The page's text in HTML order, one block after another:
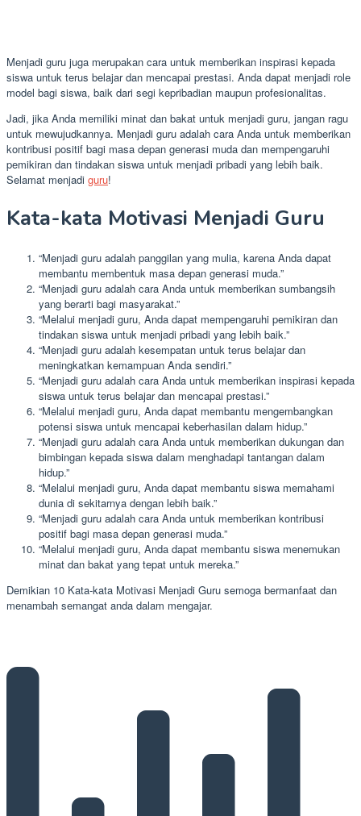
Menjadi guru juga merupakan cara untuk memberikan inspirasi kepada
siswa untuk terus belajar dan mencapai prestasi. Anda dapat menjadi role
model bagi siswa, baik dari segi kepribadian maupun profesionalitas.
Jadi, jika Anda memiliki minat dan bakat untuk menjadi guru, jangan ragu
untuk mewujudkannya. Menjadi guru adalah cara Anda untuk memberikan
kontribusi positif bagi masa depan generasi muda dan mempengaruhi
pemikiran dan tindakan siswa untuk menjadi pribadi yang lebih baik.
Selamat menjadi guru!
Kata-kata Motivasi Menjadi Guru
“Menjadi guru adalah panggilan yang mulia, karena Anda dapat
membantu membentuk masa depan generasi muda.”
“Menjadi guru adalah cara Anda untuk memberikan sumbangsih
yang berarti bagi masyarakat.”
“Melalui menjadi guru, Anda dapat mempengaruhi pemikiran dan
tindakan siswa untuk menjadi pribadi yang lebih baik.”
“Menjadi guru adalah kesempatan untuk terus belajar dan
meningkatkan kemampuan Anda sendiri.”
“Menjadi guru adalah cara Anda untuk memberikan inspirasi kepada
siswa untuk terus belajar dan mencapai prestasi.”
“Melalui menjadi guru, Anda dapat membantu mengembangkan
potensi siswa untuk mencapai keberhasilan dalam hidup.”
“Menjadi guru adalah cara Anda untuk memberikan dukungan dan
bimbingan kepada siswa dalam menghadapi tantangan dalam
hidup.”
“Melalui menjadi guru, Anda dapat membantu siswa memahami
dunia di sekitarnya dengan lebih baik.”
“Menjadi guru adalah cara Anda untuk memberikan kontribusi
positif bagi masa depan generasi muda.”
“Melalui menjadi guru, Anda dapat membantu siswa menemukan
minat dan bakat yang tepat untuk mereka.”
Demikian 10 Kata-kata Motivasi Menjadi Guru semoga bermanfaat dan
menambah semangat anda dalam mengajar.